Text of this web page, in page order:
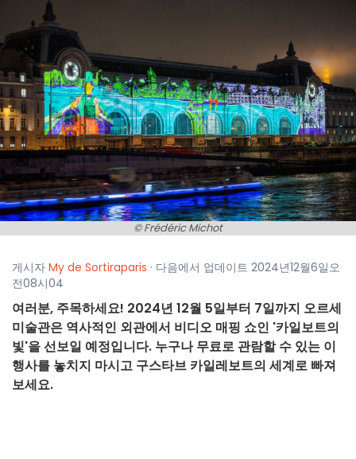
© Frédéric Michot
게시자 My de Sortiraparis · 다음에서 업데이트 2024년12월6일오
전08시04
여러분, 주목하세요! 2024년 12월 5일부터 7일까지 오르세
미술관은 역사적인 외관에서 비디오 매핑 쇼인 '카일보트의
빛'을 선보일 예정입니다. 누구나 무료로 관람할 수 있는 이
행사를 놓치지 마시고 구스타브 카일레보트의 세계로 빠져
보세요.